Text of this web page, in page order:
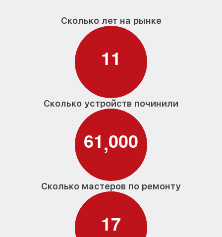
Сколько лет на рынке
11
Сколько устройств починили
61,000
Сколько мастеров по ремонту
17